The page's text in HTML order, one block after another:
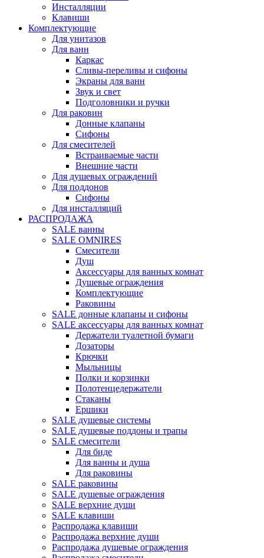
Инсталляции
Клавиши
Комплектующие
Для унитазов
Для ванн
Каркас
Сливы-переливы и сифоны
Экраны для ванн
Звук и свет
Подголовники и ручки
Для раковин
Донные клапаны
Сифоны
Для смесителей
Встраиваемые части
Внешние части
Для душевых ограждений
Для поддонов
Сифоны
Для инсталляций
РАСПРОДАЖА
SALE ванны
SALE OMNIRES
Смесители
Душ
Аксессуары для ванных комнат
Душевые ограждения
Комплектующие
Раковины
SALE донные клапаны и сифоны
SALE аксессуары для ванных комнат
Держатели туалетной бумаги
Дозаторы
Крючки
Мыльницы
Полки и корзинки
Полотенцедержатели
Стаканы
Ершики
SALE душевые системы
SALE душевые поддоны и трапы
SALE смесители
Для биде
Для ванны и душа
Для раковины
SALE раковины
SALE душевые ограждения
SALE верхние души
SALE клавиши
Распродажа клавиши
Распродажа верхние души
Распродажа душевые ограждения